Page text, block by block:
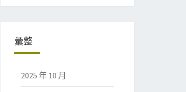
彙整
2025 年 10 月